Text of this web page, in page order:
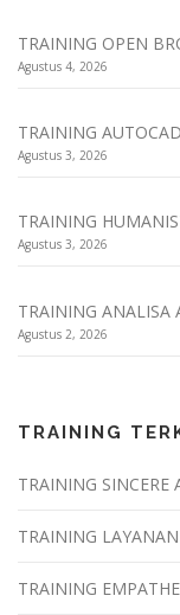
TRAINING OPEN
Agustus 4, 2026
TRAINING
Agustus 3, 2026
TRAINING
Agustus 3, 2026
TRAINING ANALISA
Agustus 2, 2026
TRAINING
TRAINING SINCERE
TRAINING
TRAINING